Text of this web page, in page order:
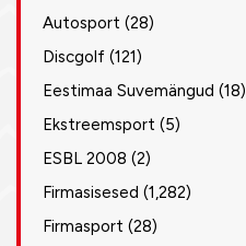
Autosport (28)
Discgolf (121)
Eestimaa Suvemängud (18)
Ekstreemsport (5)
ESBL 2008 (2)
Firmasisesed (1,282)
Firmasport (28)